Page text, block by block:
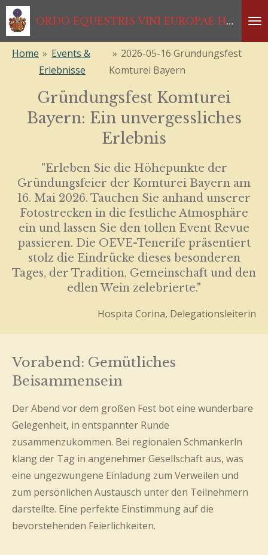
Zum
Hauptinhalt
ORDO EQUESTRIS VINI EUROPAE HABSBURGISCHER RITTERORDEN *1333*1468*1984*2024
Home » Events &
Erlebnisse
» 2026-05-16 Gründungsfest
Komturei Bayern
Gründungsfest Komturei
Bayern: Ein unvergessliches
Erlebnis
"Erleben Sie die Höhepunkte der
Gründungsfeier der Komturei Bayern am
16. Mai 2026. Tauchen Sie anhand unserer
Fotostrecken in die festliche Atmosphäre
ein und lassen Sie den tollen Event Revue
passieren. Die OEVE-Tenerife präsentiert
stolz die Eindrücke dieses besonderen
Tages, der Tradition, Gemeinschaft und den
edlen Wein zelebrierte."
Hospita Corina, Delegationsleiterin
Vorabend: Gemütliches
Beisammensein
Der Abend vor dem großen Fest bot eine wunderbare
Gelegenheit, in entspannter Runde
zusammenzukommen. Bei regionalen Schmankerln
klang der Tag in angenehmer Gesellschaft aus, was
eine ungezwungene Einladung zum Verweilen und
zum persönlichen Austausch unter den Teilnehmern
darstellte. Eine perfekte Einstimmung auf die
bevorstehenden Feierlichkeiten.